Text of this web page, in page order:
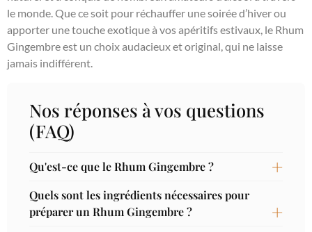
le monde. Que ce soit pour réchauffer une soirée d’hiver ou
apporter une touche exotique à vos apéritifs estivaux, le Rhum
Gingembre est un choix audacieux et original, qui ne laisse
jamais indifférent.
Nos réponses à vos questions
(FAQ)
Qu'est-ce que le Rhum Gingembre ?
Quels sont les ingrédients nécessaires pour
préparer un Rhum Gingembre ?